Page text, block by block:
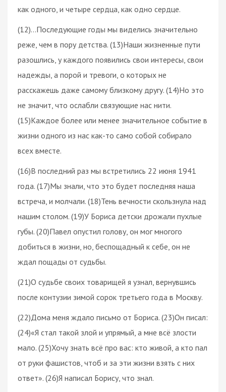
как одного, и четыре сердца, как одно сердце.
(12)…Последующие годы мы виделись значительно
реже, чем в пору детства. (13)Наши жизненные пути
разошлись, у каждого появились свои интересы, свои
надежды, а порой и тревоги, о которых не
расскажешь даже самому близкому другу. (14)Но это
не значит, что ослабли связующие нас нити.
(15)Каждое более или менее значительное событие в
жизни одного из нас как-то само собой собирало
всех вместе.
(16)В последний раз мы встретились 22 июня 1941
года. (17)Мы знали, что это будет последняя наша
встреча, и молчали. (18)Тень вечности скользнула над
нашим столом. (19)У Бориса детски дрожали пухлые
губы. (20)Павел опустил голову, он мог многого
добиться в жизни, но, беспощадный к себе, он не
ждал пощады от судьбы.
(21)О судьбе своих товарищей я узнал, вернувшись
после контузии зимой сорок третьего года в Москву.
(22)Дома меня ждало письмо от Бориса. (23)Он писал:
(24)«Я стал такой злой и упрямый, а мне всё злости
мало. (25)Хочу знать всё про вас: кто живой, а кто пал
от руки фашистов, чтоб и за эти жизни взять с них
ответ». (26)Я написал Борису, что знал.